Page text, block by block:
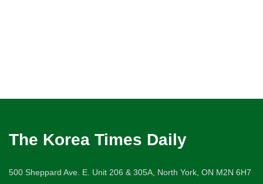
The Korea Times Daily
500 Sheppard Ave. E. Unit 206 & 305A, North York, ON M2N 6H7